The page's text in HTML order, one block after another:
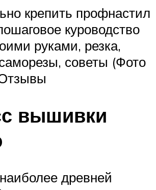
крепить профнастил
куроводство
руками, резка,
советы (Фото
вышивки
древней